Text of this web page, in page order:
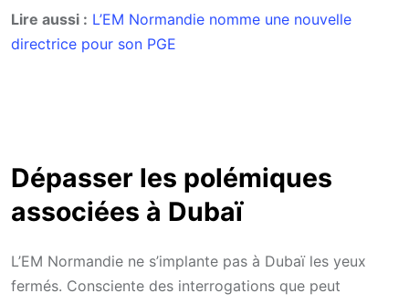
Lire aussi : L’EM Normandie nomme une nouvelle
directrice pour son PGE
Dépasser les polémiques
associées à Dubaï
L’EM Normandie ne s’implante pas à Dubaï les yeux
fermés. Consciente des interrogations que peut